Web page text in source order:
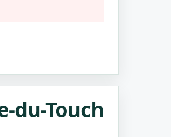
du-Touch